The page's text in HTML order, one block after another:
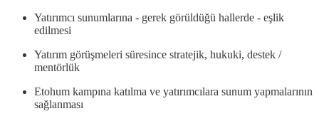
Yatırımcı sunumlarına - gerek görüldüğü hallerde - eşlik
edilmesi
Yatırım görüşmeleri süresince stratejik, hukuki, destek /
mentörlük
Etohum kampına katılma ve yatırımcılara sunum yapmalarının
sağlanması